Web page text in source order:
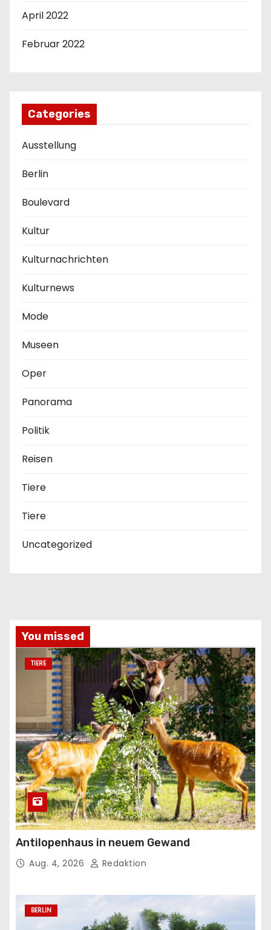
April 2022
Februar 2022
Categories
Ausstellung
Berlin
Boulevard
Kultur
Kulturnachrichten
Kulturnews
Mode
Museen
Oper
Panorama
Politik
Reisen
Tiere
Tiere
Uncategorized
You missed
TIERE
Antilopenhaus in neuem Gewand
Aug. 4, 2026 Redaktion
BERLIN